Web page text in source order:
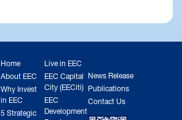
Home
About EEC
Why Invest
in EEC
5 Strategic
Live in EEC
EEC Capital
City (EECiti)
EEC
Development
News Release
Publications
Contact Us